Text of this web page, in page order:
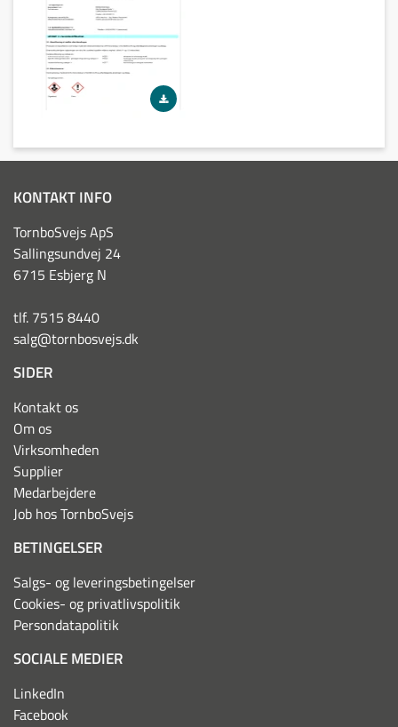
KONTAKT INFO
TornboSvejs ApS
Sallingsundvej 24
6715 Esbjerg N
tlf. 7515 8440
salg@tornbosvejs.dk
SIDER
Kontakt os
Om os
Virksomheden
Supplier
Medarbejdere
Job hos TornboSvejs
BETINGELSER
Salgs- og leveringsbetingelser
Cookies- og privatlivspolitik
Persondatapolitik
SOCIALE MEDIER
LinkedIn
Facebook